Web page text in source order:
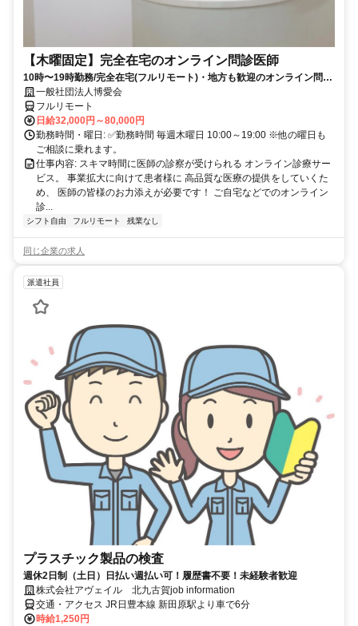
【木曜固定】完全在宅のオンライン問診医師
10時〜19時勤務/完全在宅(フルリモート)・地方も歓迎のオンライン問診
業務一般社団法人博愛会
フルリモート
日給32,000円～80,000円
勤務時間・曜日: ✅勤務時間 毎週木曜日 10:00～19:00 ※他の曜日も
ご相談に乗れます。
仕事内容: スキマ時間に医師の診察が受けられる オンライン診療サー
ビス。 事業拡大に向けて患者様に 高品質な医療の提供をしていくた
め、 医師の皆様のお力添えが必要です！ ご自宅などでのオンライン
診...
シフト自由 フルリモート 残業なし
同じ企業の求人
派遣社員
プラスチック製品の検査
週休2日制（土日）日払い週払い可！履歴書不要！未経験者歓迎
株式会社アヴェイル 北九古賀job information
交通・アクセス JR日豊本線 新田原駅より車で6分
時給1,250円